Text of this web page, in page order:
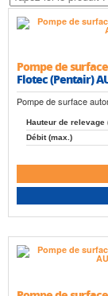
Pompe de
Flotec (Pentair)
Pompe de surface
Hauteur de relevage
Débit (max.)